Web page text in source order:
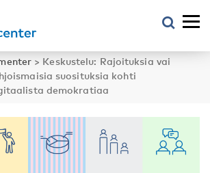
> Keskustelu: Rajoituksia vai
suosituksia kohti
demokratiaa